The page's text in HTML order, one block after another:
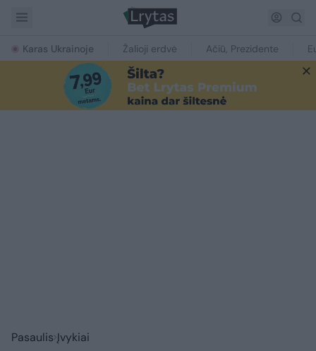
Karas Ukrainoje Žalioji erdvė Ačiū, Prezidente
Pasaulis Įvykiai